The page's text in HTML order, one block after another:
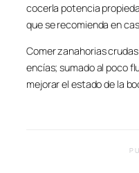
cocerla potencia
que se recomienda en
Comer zanahorias
encías; sumado al poco
mejorar el estado de la